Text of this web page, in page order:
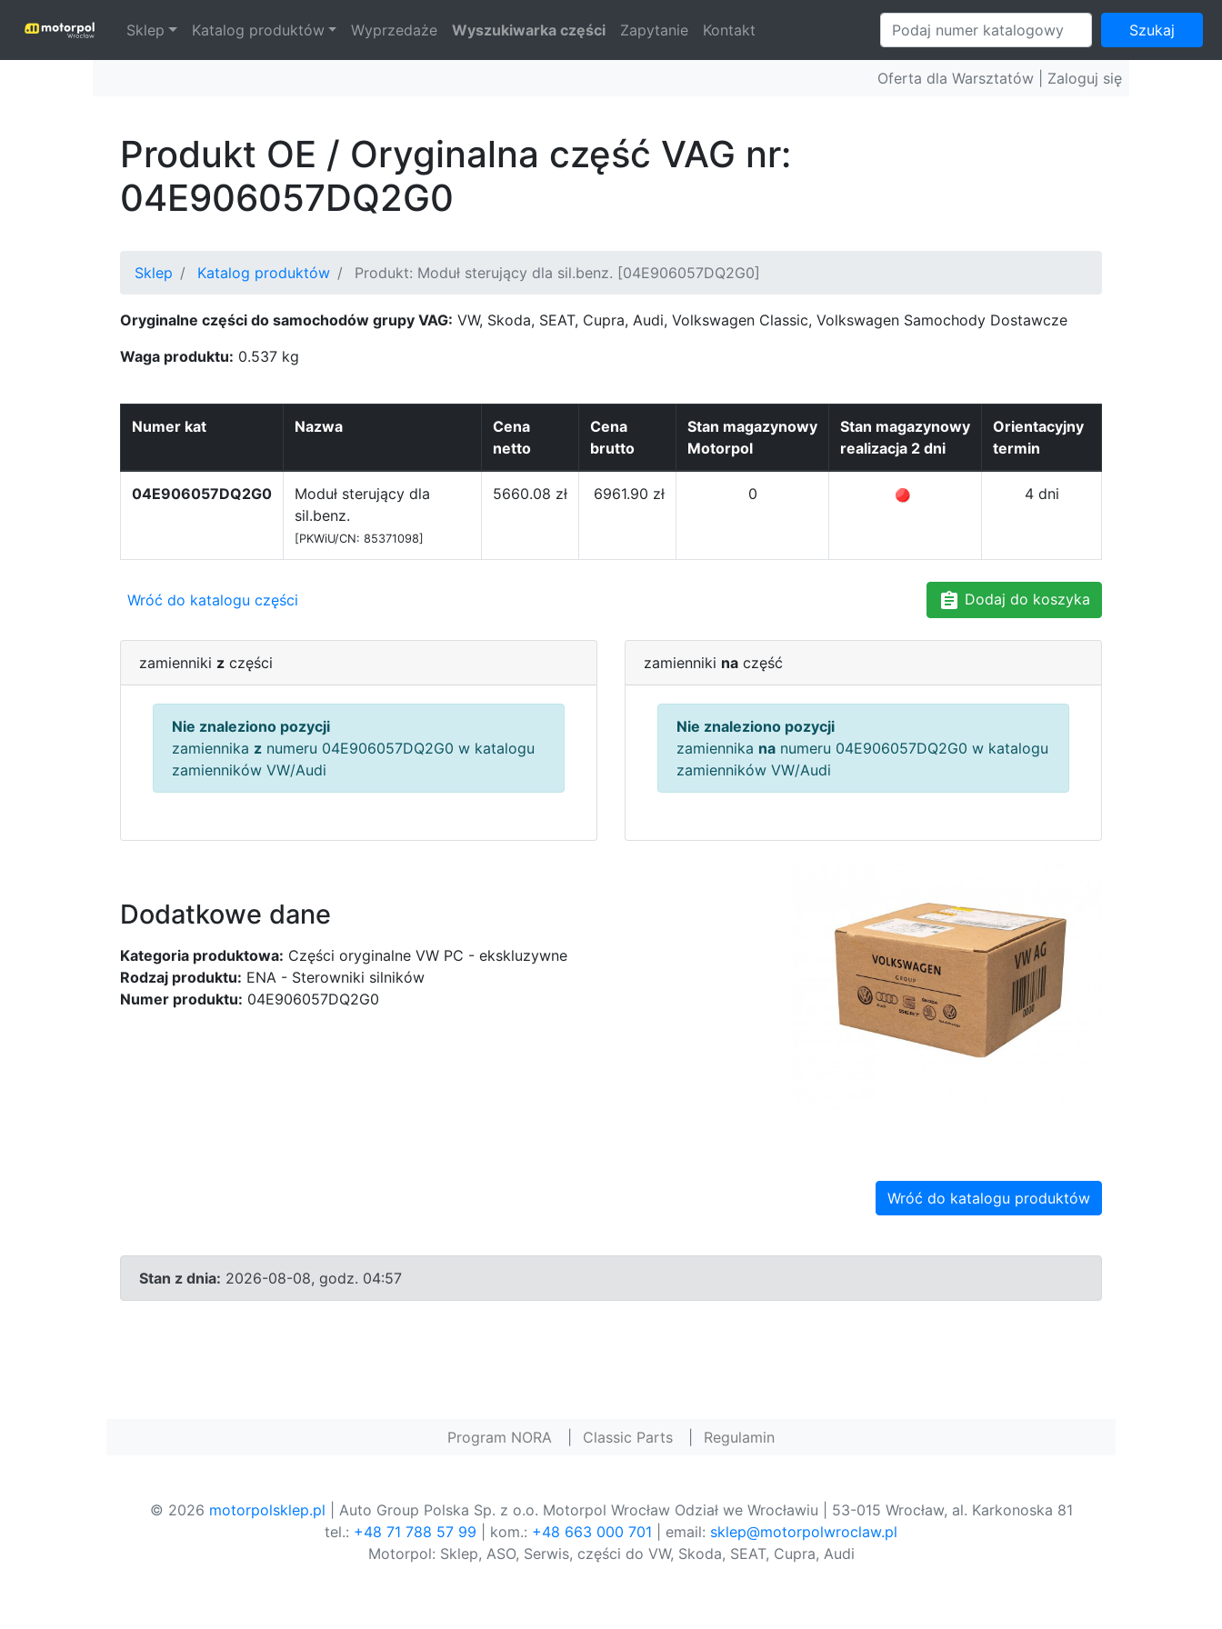
Sklep Katalog produktów Wyprzedaże Wyszukiwarka części Zapytanie Kontakt Szukaj
Oferta dla Warsztatów | Zaloguj się
Produkt OE / Oryginalna część VAG nr:
04E906057DQ2G0
Sklep Katalog produktów Produkt: Moduł sterujący dla sil.benz. [04E906057DQ2G0]
Oryginalne części do samochodów grupy VAG: VW, Skoda, SEAT, Cupra, Audi, Volkswagen Classic, Volkswagen Samochody Dostawcze
Waga produktu: 0.537 kg
Numer kat Nazwa
Cena
netto
Cena
brutto
Stan magazynowy
Motorpol
Stan magazynowy
realizacja 2 dni
Orientacyjny
termin
04E906057DQ2G0
Moduł sterujący dla
sil.benz.
[PKWiU/CN: 85371098]
5660.08 zł 6961.90 zł 0 4 dni
Wróć do katalogu części Dodaj do koszyka
zamienniki z części
Nie znaleziono pozycji
zamiennika z numeru 04E906057DQ2G0 w katalogu
zamienników VW/Audi
zamienniki na część
Nie znaleziono pozycji
zamiennika na numeru 04E906057DQ2G0 w katalogu
zamienników VW/Audi
Dodatkowe dane
Kategoria produktowa: Części oryginalne VW PC - ekskluzywne
Rodzaj produktu: ENA - Sterowniki silników
Numer produktu: 04E906057DQ2G0
Wróć do katalogu produktów
Stan z dnia: 2026-08-08, godz. 04:57
Program NORA Classic Parts Regulamin
© 2026 motorpolsklep.pl | Auto Group Polska Sp. z o.o. Motorpol Wrocław Odział we Wrocławiu | 53-015 Wrocław, al. Karkonoska 81
tel.: +48 71 788 57 99 | kom.: +48 663 000 701 | email: sklep@motorpolwroclaw.pl
Motorpol: Sklep, ASO, Serwis, części do VW, Skoda, SEAT, Cupra, Audi